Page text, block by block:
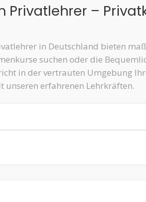
–
in Deutschland bieten
suchen oder die
in der vertrauten Umgebung
unseren erfahrenen Lehrkräften.